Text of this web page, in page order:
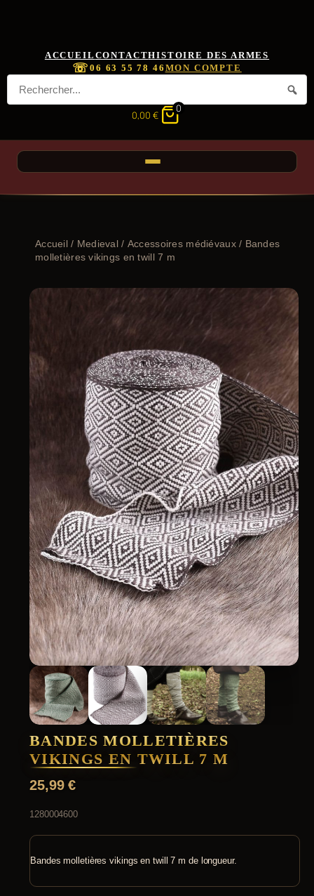
ACCUEIL CONTACTHISTOIRE DES ARMES
☏06 63 55 78 46 MON COMPTE
0,00 €
0
Accueil/ Medieval / Accessoires médiévaux/ Bandes
molletières vikings en twill 7 m
BANDES MOLLETIÈRES
VIKINGS EN TWILL 7 M
25,99€
1280004600
Bandes molletières vikings en twill 7 m de longueur.